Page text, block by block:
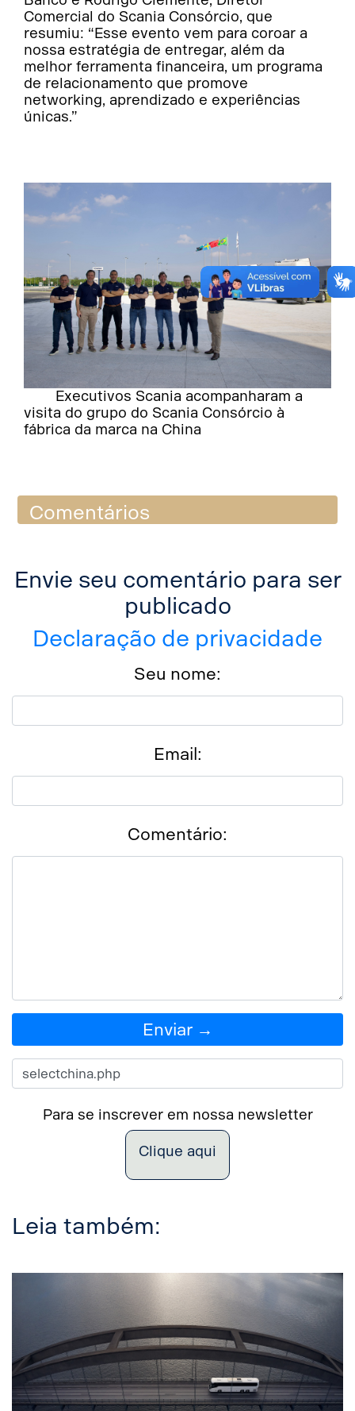
Comercial do Scania Consórcio, que
resumiu: “Esse evento vem para coroar a
nossa estratégia de entregar, além da
melhor ferramenta financeira, um programa
de relacionamento que promove
networking, aprendizado e experiências
únicas.”
Executivos Scania acompanharam a
visita do grupo do Scania Consórcio à
fábrica da marca na China
Comentários
Envie seu comentário para ser
publicado
Declaração de privacidade
Seu nome:
Email:
Comentário:
Enviar →
Para se inscrever em nossa newsletter
Clique aqui
Leia também: